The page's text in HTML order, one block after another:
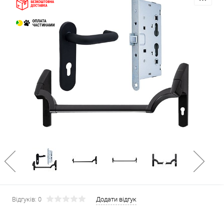
Відгуків: 0 Додати відгук